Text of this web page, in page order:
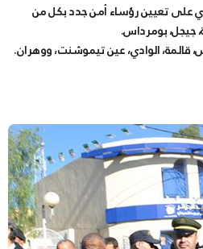
جيجل، بومرداس.
قالمة، الوادي، عين تيموشنت، ووهران.